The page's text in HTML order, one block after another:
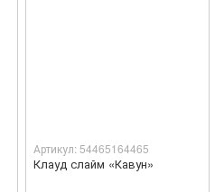
Артикул: 54465164465
Клауд слайм «Кавун»